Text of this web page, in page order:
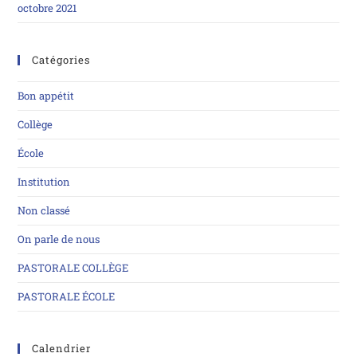
octobre 2021
Catégories
Bon appétit
Collège
École
Institution
Non classé
On parle de nous
PASTORALE COLLÈGE
PASTORALE ÉCOLE
Calendrier